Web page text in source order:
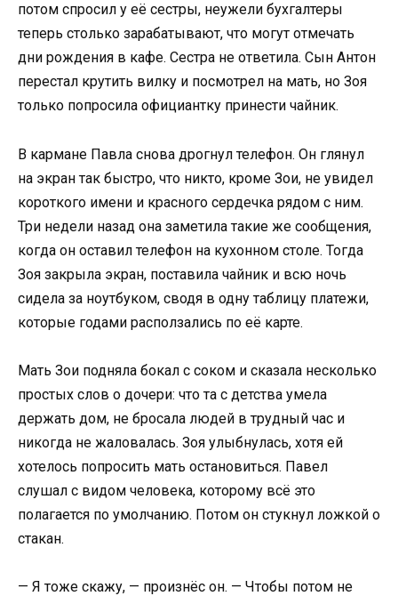
потом спросил у её сестры, неужели бухгалтеры
теперь столько зарабатывают, что могут отмечать
дни рождения в кафе. Сестра не ответила. Сын Антон
перестал крутить вилку и посмотрел на мать, но Зоя
только попросила официантку принести чайник.
В кармане Павла снова дрогнул телефон. Он глянул
на экран так быстро, что никто, кроме Зои, не увидел
короткого имени и красного сердечка рядом с ним.
Три недели назад она заметила такие же сообщения,
когда он оставил телефон на кухонном столе. Тогда
Зоя закрыла экран, поставила чайник и всю ночь
сидела за ноутбуком, сводя в одну таблицу платежи,
которые годами расползались по её карте.
Мать Зои подняла бокал с соком и сказала несколько
простых слов о дочери: что та с детства умела
держать дом, не бросала людей в трудный час и
никогда не жаловалась. Зоя улыбнулась, хотя ей
хотелось попросить мать остановиться. Павел
слушал с видом человека, которому всё это
полагается по умолчанию. Потом он стукнул ложкой о
стакан.
— Я тоже скажу, — произнёс он. — Чтобы потом не